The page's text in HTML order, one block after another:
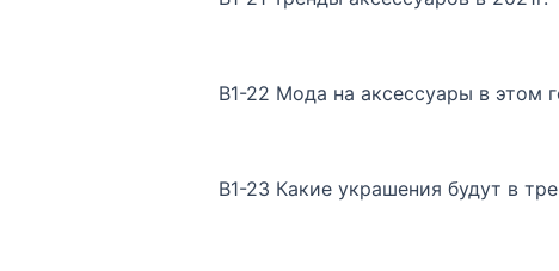
B1-22 Мода на аксессуары в этом
B1-23 Какие украшения будут в